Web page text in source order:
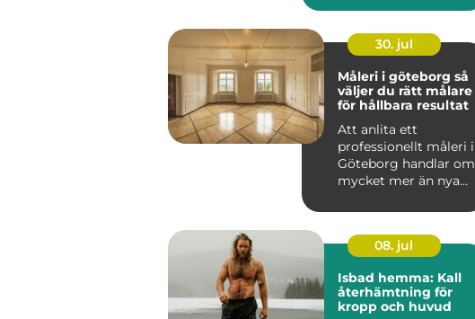
30. jul
Måleri i göteborg så
väljer du rätt målare
för hållbara resultat
Att anlita ett
professionellt måleri i
Göteborg handlar om
mycket mer än nya
Ett...
08. jul
Isbad hemma: Kall
återhämtning för
kropp och huvud